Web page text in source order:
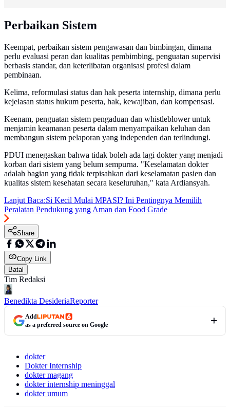
Perbaikan Sistem
Keempat, perbaikan sistem pengawasan dan bimbingan, dimana
perlu evaluasi peran dan kualitas pembimbing, penguatan supervisi
berbasis standar, dan keterlibatan organisasi profesi dalam
pembinaan.
Kelima, reformulasi status dan hak peserta internship, dimana perlu
kejelasan status hukum peserta, hak, kewajiban, dan kompensasi.
Keenam, penguatan sistem pengaduan dan whistleblower untuk
menjamin keamanan peserta dalam menyampaikan keluhan dan
membangun sistem pelaporan yang independen dan terlindungi.
PDUI menegaskan bahwa tidak boleh ada lagi dokter yang menjadi
korban dari sistem yang belum sempurna. "Keselamatan dokter
adalah bagian yang tidak terpisahkan dari keselamatan pasien dan
kualitas sistem kesehatan secara keseluruhan," kata Ardiansyah.
Lanjut Baca:Si Kecil Mulai MPASI? Ini Pentingnya Memilih
Peralatan Pendukung yang Aman dan Food Grade
Share
Copy Link
Batal
Tim Redaksi
Benedikta DesideriaReporter
Add
as a preferred source on Google
dokter
Dokter Internship
dokter magang
dokter internship meninggal
dokter umum